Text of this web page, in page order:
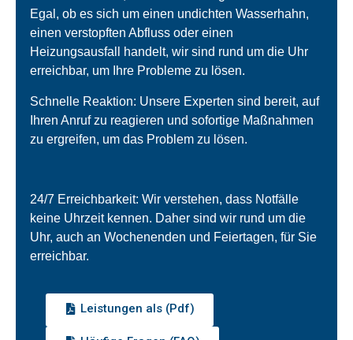
Egal, ob es sich um einen undichten Wasserhahn,
einen verstopften Abfluss oder einen
Heizungsausfall handelt, wir sind rund um die Uhr
erreichbar, um Ihre Probleme zu lösen.
Schnelle Reaktion: Unsere Experten sind bereit, auf
Ihren Anruf zu reagieren und sofortige Maßnahmen
zu ergreifen, um das Problem zu lösen.
24/7 Erreichbarkeit: Wir verstehen, dass Notfälle
keine Uhrzeit kennen. Daher sind wir rund um die
Uhr, auch an Wochenenden und Feiertagen, für Sie
erreichbar.
Leistungen als (Pdf)